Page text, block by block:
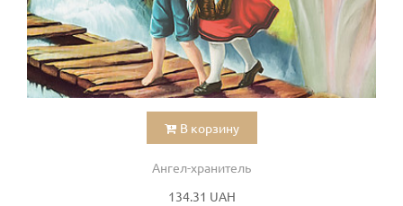
В корзину
Ангел-хранитель
134.31 UAH